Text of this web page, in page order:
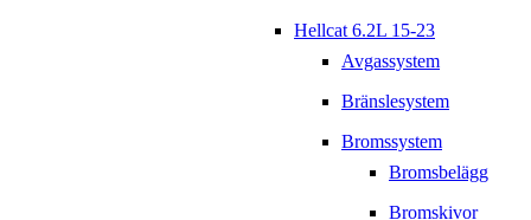
Hellcat 6.2L 15-23
Avgassystem
Bränslesystem
Bromssystem
Bromsbelägg
Bromskivor